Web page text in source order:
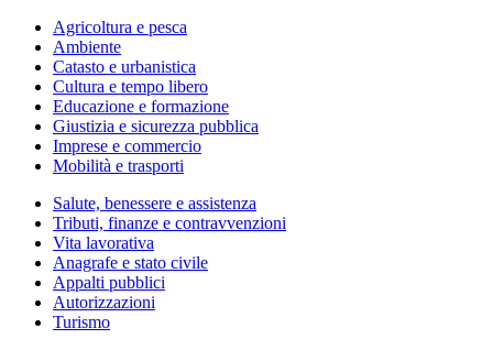
Agricoltura e pesca
Ambiente
Catasto e urbanistica
Cultura e tempo libero
Educazione e formazione
Giustizia e sicurezza pubblica
Imprese e commercio
Mobilità e trasporti
Salute, benessere e assistenza
Tributi, finanze e contravvenzioni
Vita lavorativa
Anagrafe e stato civile
Appalti pubblici
Autorizzazioni
Turismo